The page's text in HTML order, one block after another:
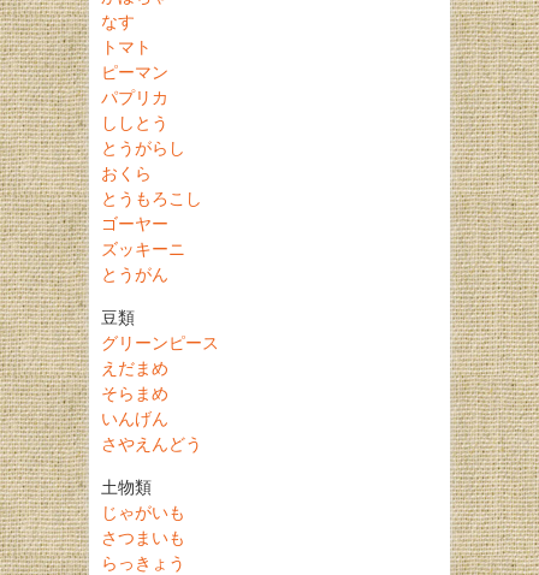
なす
トマト
ピーマン
パプリカ
ししとう
とうがらし
おくら
とうもろこし
ゴーヤー
ズッキーニ
とうがん
豆類
グリーンピース
えだまめ
そらまめ
いんげん
さやえんどう
土物類
じゃがいも
さつまいも
らっきょう